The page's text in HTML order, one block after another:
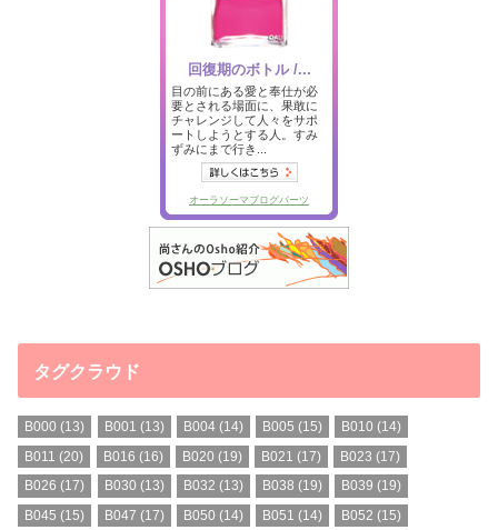
タグクラウド
B000 (13) B001 (13) B004(14) B005 (15) B010 (14)
B011 (20) B016 (16) B020 (19) B021 (17) B023 (17)
B026 (17) B030 (13) B032 (13) B038 (19) B039 (19)
B045 (15) B047 (17) B050 (14) B051 (14) B052 (15)